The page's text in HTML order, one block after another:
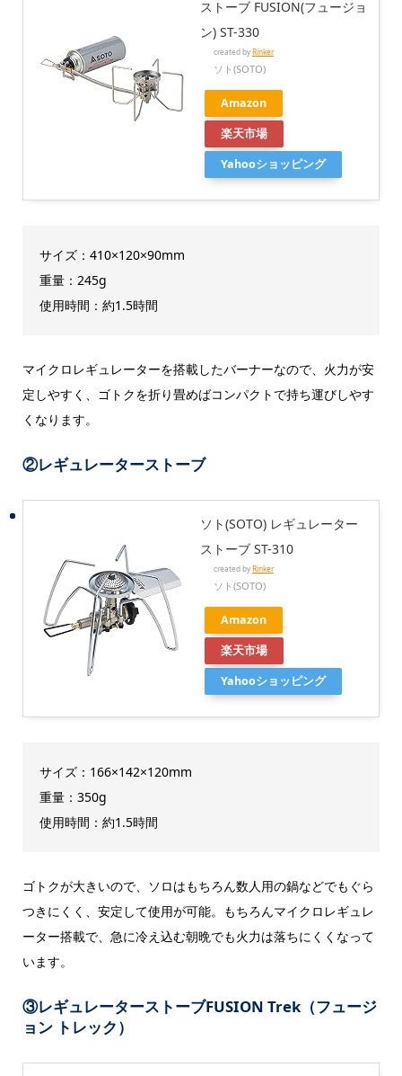
ストーブ FUSION(フュージョ
ン) ST-330
created byRinker
ソト(SOTO)
Amazon
楽天市場
Yahooショッピング
サイズ：410×120×90mm
重量：245g
使用時間：約1.5時間
マイクロレギュレーターを搭載したバーナーなので、火力が安
定しやすく、ゴトクを折り畳めばコンパクトで持ち運びしやす
くなります。
②レギュレーターストーブ
ソト(SOTO) レギュレーター
ストーブ ST-310
created byRinker
ソト(SOTO)
Amazon
楽天市場
Yahooショッピング
サイズ：166×142×120mm
重量：350g
使用時間：約1.5時間
ゴトクが大きいので、ソロはもちろん数人用の鍋などでもぐら
つきにくく、安定して使用が可能。もちろんマイクロレギュレ
ーター搭載で、急に冷え込む朝晩でも火力は落ちにくくなって
います。
③レギュレーターストーブFUSION Trek（フュージ
ョン トレック）